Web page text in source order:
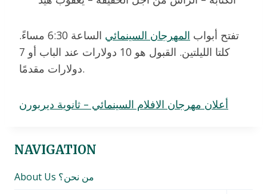
تفتح أبواب المهرجان السينمائي
الساعة 6:30 مساءً.
كلتا الليلتين. القبول هو 10 دولارات عند الباب أو 7
دولارات مقدمًا.
أعلان مهرجان الافلام السينمائي – ثانوية ديربورن
NAVIGATION
About Us من نحن؟